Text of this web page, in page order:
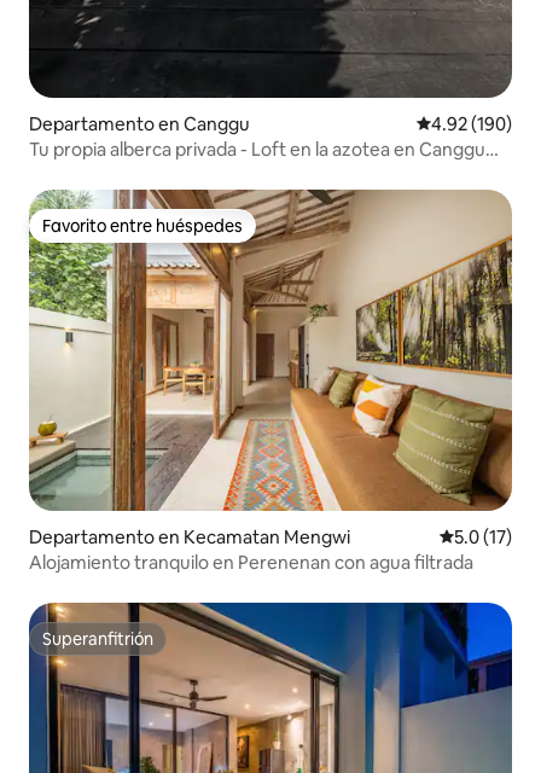
Departamento en Canggu Calificación
4.92 (190)
Tu propia alberca privada - Loft en la azotea en Canggu
Favorito entre huéspedes
Favorito entre huéspedes
Departamento en Kecamatan Mengwi Calificación
5.0 (17)
Alojamiento tranquilo en Perenenan con agua filtrada
Superanfitrión
Superanfitrión